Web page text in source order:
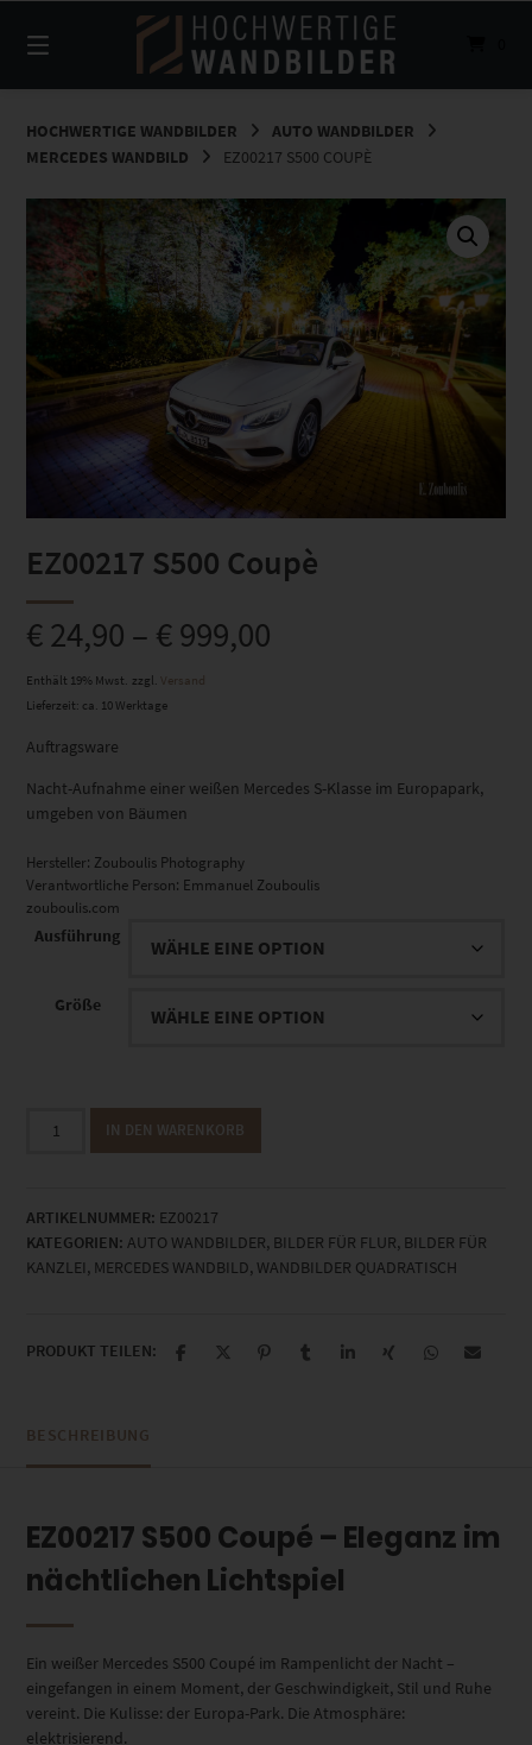
zum
Inhalt
HOCHWERTIGE WANDBILDER
AUTO WANDBILDER
MERCEDES WANDBILD
EZ00217 S500 COUPÈ
EZ00217 S500 Coupè
€24,90 – €999,00
Enthält 19% Mwst. zzgl. Versand
Lieferzeit: ca. 10 Werktage
Auftragsware
Nacht-Aufnahme einer weißen Mercedes S-Klasse im Europapark,
umgeben von Bäumen
Hersteller: Zouboulis Photography
Verantwortliche Person: Emmanuel Zouboulis
zouboulis.com
Ausführung
Größe
S500
IN DEN WARENKORB
ARTIKELNUMMER: EZ00217
KATEGORIEN: AUTO WANDBILDER, BILDER FÜR FLUR, BILDER FÜR
KANZLEI, MERCEDES WANDBILD, WANDBILDER QUADRATISCH
PRODUKT TEILEN:
BESCHREIBUNG
EZ00217 S500 Coupé – Eleganz im
nächtlichen Lichtspiel
Ein weißer Mercedes S500 Coupé im Rampenlicht der Nacht –
eingefangen in einem Moment, der Geschwindigkeit, Stil und Ruhe
vereint. Die Kulisse: der Europa-Park. Die Atmosphäre:
elektrisierend.